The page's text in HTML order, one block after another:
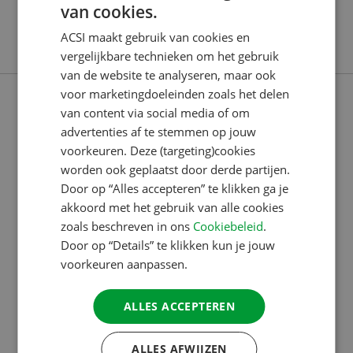
aan een camping die in de nabijheid van een
‘levendige’ stad of dorp ligt.
GERMAN
SPANISH
SWEDISH
van cookies.
ACSI maakt gebruik van cookies en
vergelijkbare technieken om het gebruik
van de website te analyseren, maar ook
voor marketingdoeleinden zoals het delen
van content via social media of om
advertenties af te stemmen op jouw
voorkeuren. Deze (targeting)cookies
worden ook geplaatst door derde partijen.
Door op “Alles accepteren” te klikken ga je
akkoord met het gebruik van alle cookies
zoals beschreven in ons Cookiebeleid.
Door op “Details” te klikken kun je jouw
voorkeuren aanpassen.
ALLES ACCEPTEREN
ALLES AFWIJZEN